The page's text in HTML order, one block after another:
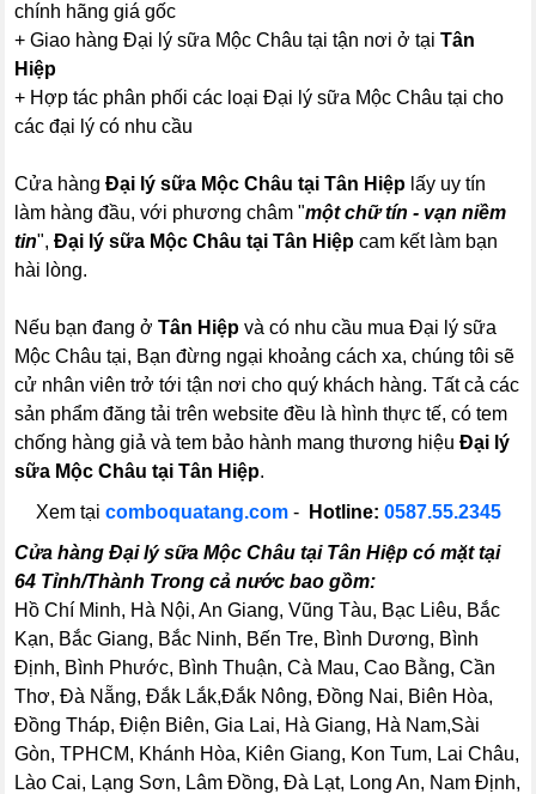
chính hãng giá gốc
+ Giao hàng Đại lý sữa Mộc Châu tại tận nơi ở tạiTân
Hiệp
+ Hợp tác phân phối các loại Đại lý sữa Mộc Châu tại cho
các đại lý có nhu cầu
Cửa hàngĐại lý sữa Mộc Châu tại Tân Hiệp lấy uy tín
làm hàng đầu, với phương châm "một chữ tín - vạn niềm
tin",Đại lý sữa Mộc Châu tại Tân Hiệp cam kết làm bạn
hài lòng.
Nếu bạn đang ởTân Hiệp và có nhu cầu mua Đại lý sữa
Mộc Châu tại, Bạn đừng ngại khoảng cách xa, chúng tôi sẽ
cử nhân viên trở tới tận nơi cho quý khách hàng. Tất cả các
sản phẩm đăng tải trên website đều là hình thực tế, có tem
chống hàng giả và tem bảo hành mang thương hiệuĐại lý
sữa Mộc Châu tại Tân Hiệp.
Xem tại comboquatang.com- Hotline: 0587.55.2345
Cửa hàng Đại lý sữa Mộc Châu tại Tân Hiệp có mặt tại
64 Tỉnh/Thành Trong cả nước bao gồm:
Hồ Chí Minh, Hà Nội, An Giang, Vũng Tàu, Bạc Liêu, Bắc
Kạn, Bắc Giang, Bắc Ninh, Bến Tre, Bình Dương, Bình
Định, Bình Phước, Bình Thuận, Cà Mau, Cao Bằng, Cần
Thơ, Đà Nẵng, Đắk Lắk,Đắk Nông, Đồng Nai, Biên Hòa,
Đồng Tháp, Điện Biên, Gia Lai, Hà Giang, Hà Nam,Sài
Gòn, TPHCM, Khánh Hòa, Kiên Giang, Kon Tum, Lai Châu,
Lào Cai, Lạng Sơn, Lâm Đồng, Đà Lạt, Long An, Nam Định,